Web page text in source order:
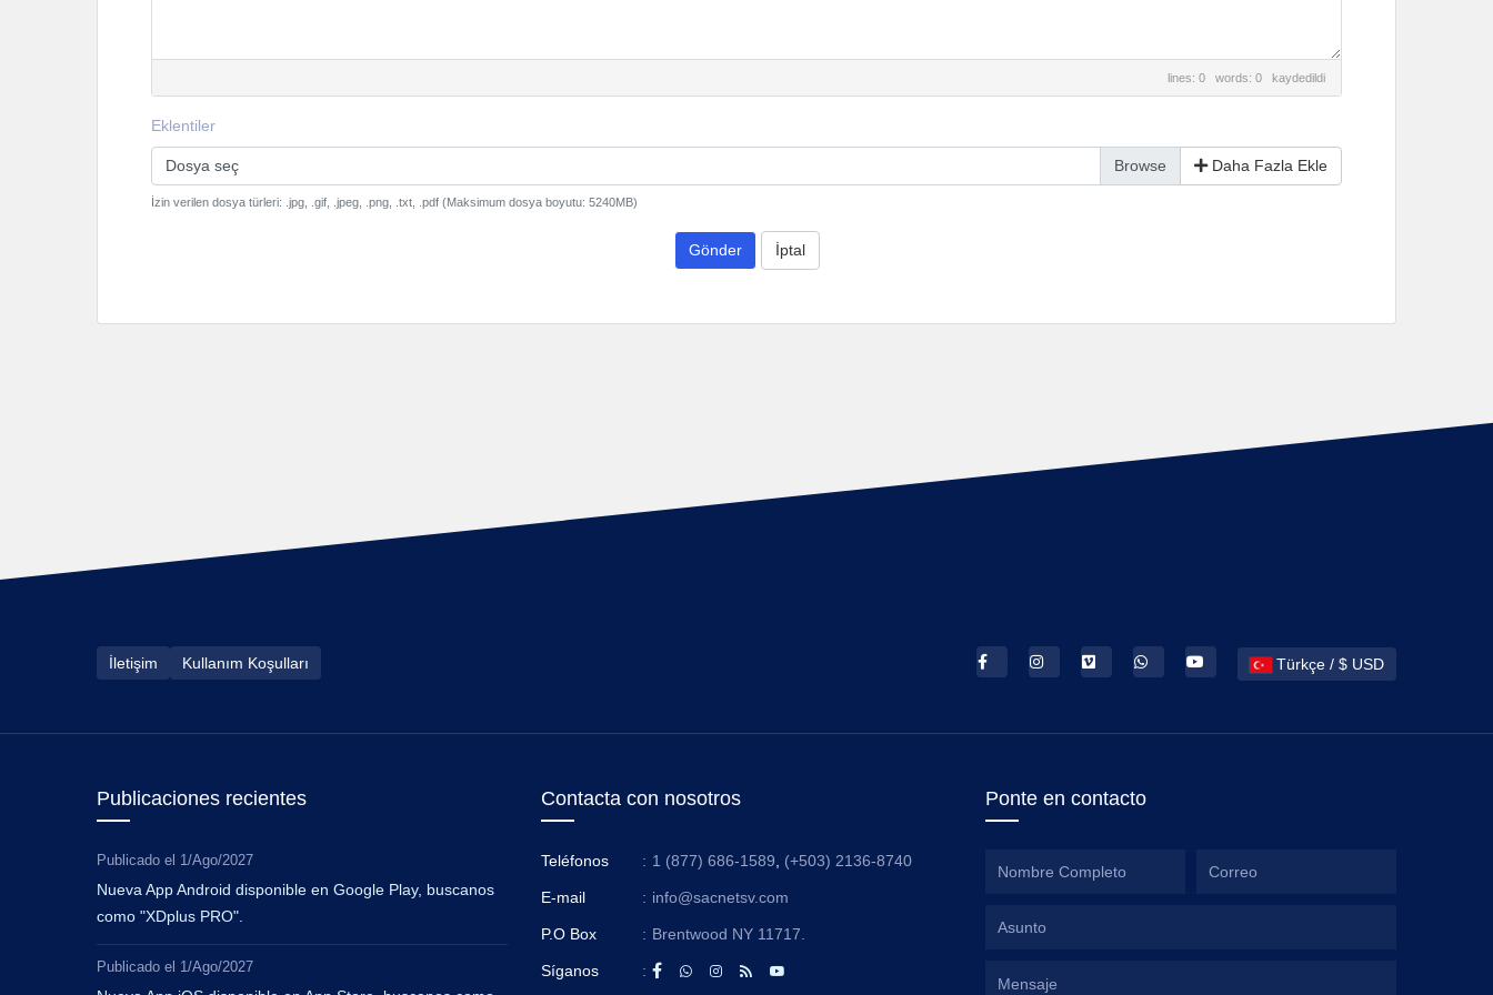
lines: 0 words: 0 kaydedildi
Eklentiler
Dosya seç Daha Fazla Ekle
İzin verilen dosya türleri: .jpg, .gif, .jpeg, .png, .txt, .pdf (Maksimum dosya boyutu: 5240MB)
Gönder İptal
Türkçe / $ USD
İletişim Kullanım Koşulları
Publicaciones recientes
Publicado el 1/Ago/2027
Nueva App Android disponible en Google Play, buscanos
como "XDplus PRO".
Publicado el 1/Ago/2027
Contacta con nosotros
Teléfonos : 1 (877) 686-1589 (+503) 2136-8740
E-mail : info@sacnetsv.com
P.O Box : Brentwood NY 11717.
Síganos :
Ponte en contacto